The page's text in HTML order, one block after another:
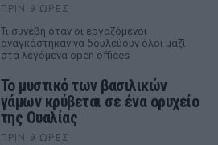
ΠΡΙΝ 9 ΏΡΕΣ
Τι συνέβη όταν οι εργαζόμενοι
αναγκάστηκαν να δουλεύουν όλοι μαζί
στα λεγόμενα open offices
Το μυστικό των βασιλικών
γάμων κρύβεται σε ένα ορυχείο
της Ουαλίας
ΠΡΙΝ 9 ΏΡΕΣ